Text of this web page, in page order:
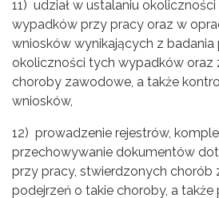
11) udział w ustalaniu
wypadków przy pracy oraz w
wniosków wynikających z badania
okoliczności tych wypadków oraz
choroby zawodowe, a także
wniosków,
12) prowadzenie rejestrów,
przechowywanie dokumentów
przy pracy, stwierdzonych chorób
podejrzeń o takie choroby, a